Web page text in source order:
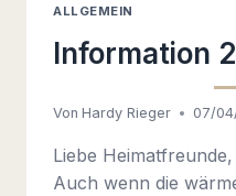
ALLGEMEIN
Information
Von Hardy Rieger 07/
Liebe
Auch wenn die